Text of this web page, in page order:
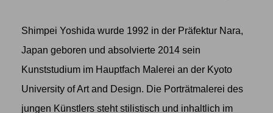
Shimpei Yoshida wurde 1992 in der Präfektur Nara,
Japan geboren und absolvierte 2014 sein
Kunststudium im Hauptfach Malerei an der Kyoto
University of Art and Design. Die Porträtmalerei des
jungen Künstlers steht stilistisch und inhaltlich im